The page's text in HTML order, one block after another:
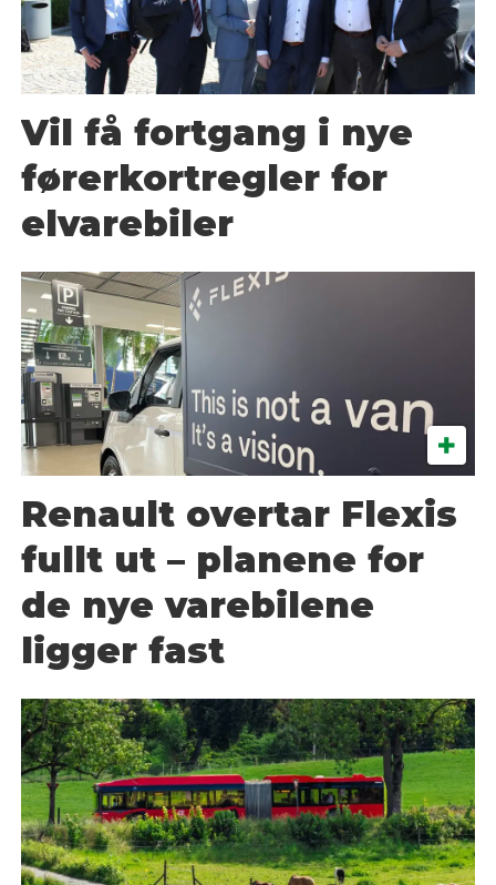
Vil få fortgang i nye
førerkortregler for
elvarebiler
Renault overtar Flexis
fullt ut – planene for
de nye varebilene
ligger fast